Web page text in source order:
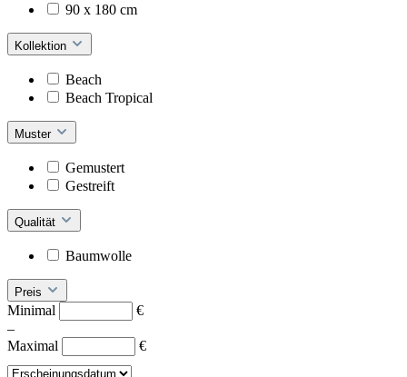
90 x 180 cm
Kollektion
Beach
Beach Tropical
Muster
Gemustert
Gestreift
Qualität
Baumwolle
Preis
Minimal
€
–
Maximal
€